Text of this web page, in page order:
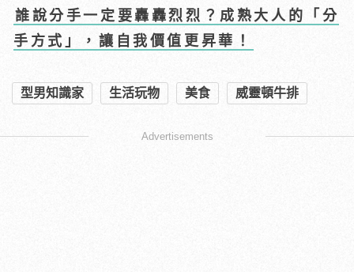
誰說分手一定要轟轟烈烈？成熟大人的「分
手方式」，讓自我價值更昇華！
型男知識家 生活玩物 美食 威靈頓牛排
Advertisements